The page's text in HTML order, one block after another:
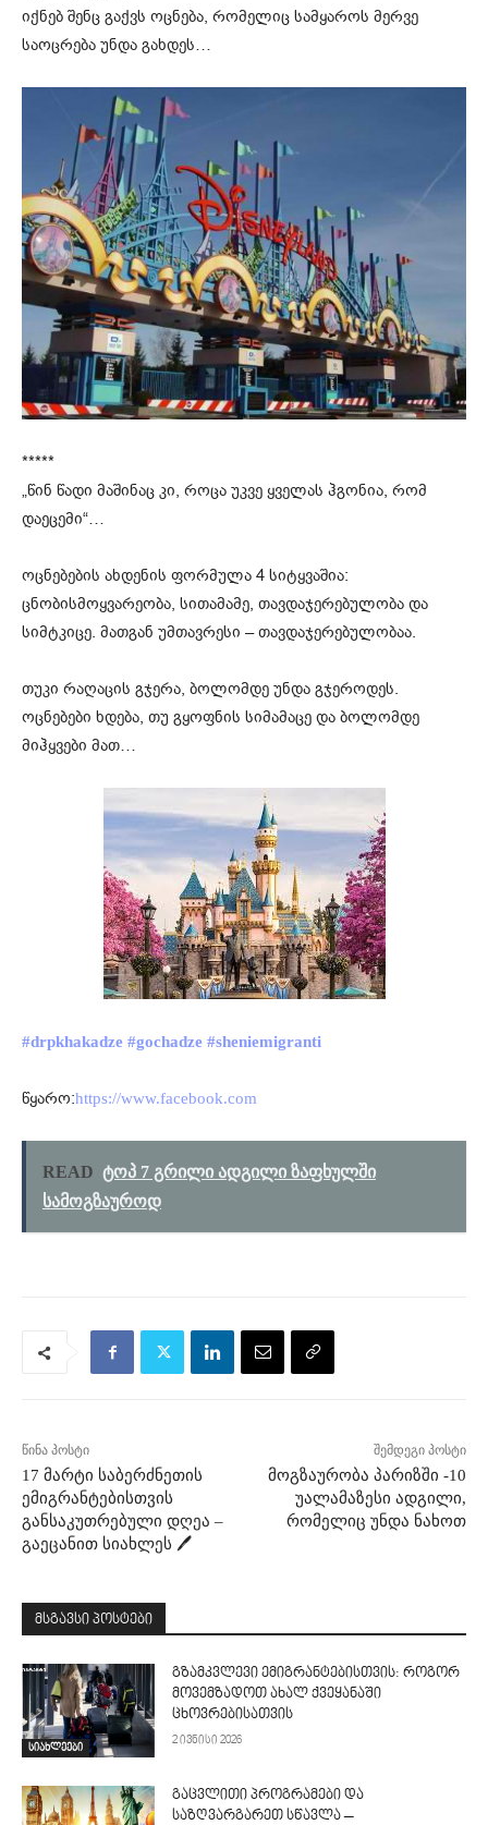
იქნებ შენც გაქვს ოცნება, რომელიც სამყაროს მერვე
საოცრება უნდა გახდეს…
*****
„წინ წადი მაშინაც კი, როცა უკვე ყველას ჰგონია, რომ
დაეცემი“…
ოცნებების ახდენის ფორმულა 4 სიტყვაშია:
ცნობისმოყვარეობა, სითამამე, თავდაჯერებულობა და
სიმტკიცე. მათგან უმთავრესი – თავდაჯერებულობაა.
თუკი რაღაცის გჯერა, ბოლომდე უნდა გჯეროდეს.
ოცნებები ხდება, თუ გყოფნის სიმამაცე და ბოლომდე
მიჰყვები მათ…
#drpkhakadze #gochadze #sheniemigranti
წყარო:https://www.facebook.com
READ ტოპ 7 გრილი ადგილი ზაფხულში
სამოგზაუროდ
წინა პოსტი
17 მარტი საბერძნეთის
ემიგრანტებისთვის
განსაკუთრებული დღეა –
გაეცანით სიახლეს 🖊
შემდეგი პოსტი
მოგზაურობა პარიზში -10
უალამაზესი ადგილი,
რომელიც უნდა ნახოთ
მსგავსი პოსტები
სიახლეები
გზამკვლევი ემიგრანტებისთვის: როგორ
მოვემზადოთ ახალ ქვეყანაში
ცხოვრებისათვის
2 ივნისი 2026
გაცვლითი პროგრამები და
საზღვარგარეთ სწავლა –